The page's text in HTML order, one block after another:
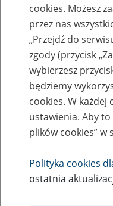
Szkolenia
Zaproś ZUS do
rezerwowane,
Rodzaj wydarzenia
Szkolenia
cookies. Możesz
przez nas
„Przejdź do
zgody (przycisk
wybierzesz
będziemy
cookies. W każdej
ustawienia. Aby
plików cookies” w
Polityka cookies
ostatnia